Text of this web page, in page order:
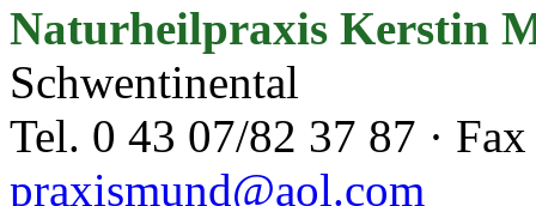
Naturheilpraxis Kerstin
Schwentinental
Tel. 0 43 07/82 37 87 ·
praxismund@aol.com